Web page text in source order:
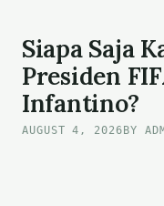
REKOR
TRANSFER
BARU
Siapa Saja
Presiden
Infantino?
AUGUST 4, 2026 BY